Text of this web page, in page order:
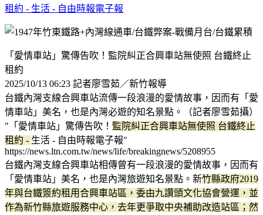
租約 - 生活 - 自由時報電子報
「愛情車站」驚傳告吹！監院糾正合興車站無使照 台鐵終止
租約
2025/10/13 06:23 記者廖雪茹／新竹報導
台鐵內灣支線合興車站流傳一段浪漫的愛情故事，因而有「愛
情車站」美名，也是內灣必遊的知名景點。（記者廖雪茹攝）
"「愛情車站」驚傳告吹！ 監院糾正合興車站無使照 台鐵終止
租約 - 生活 - 自由時報電子報"
https://news.ltn.com.tw/news/life/breakingnews/5208955
台鐵內灣支線合興車站相傳曾有一段浪漫的愛情故事，因而有
「愛情車站」美名，也是內灣旅遊知名景點。新竹縣政府2019
年與台鐵簽約租用合興車站區，委由九讚頭文化協會營運，並
作為新竹縣旅遊服務中心，去年更爭取中央補助改造站區；然